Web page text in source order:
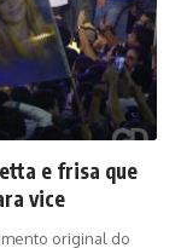
e frisa que
vice
original do